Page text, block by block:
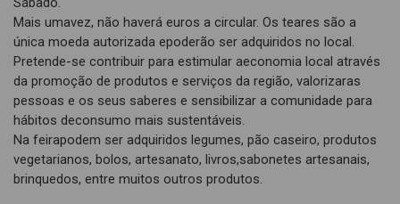
Mais umavez, não haverá euros a circular. Os teares são a
única moeda autorizada epoderão ser adquiridos no local.
Pretende-se contribuir para estimular aeconomia local através
da promoção de produtos e serviços da região, valorizaras
pessoas e os seus saberes e sensibilizar a comunidade para
hábitos deconsumo mais sustentáveis.
Na feirapodem ser adquiridos legumes, pão caseiro, produtos
vegetarianos, bolos, artesanato, livros,sabonetes artesanais,
brinquedos, entre muitos outros produtos.